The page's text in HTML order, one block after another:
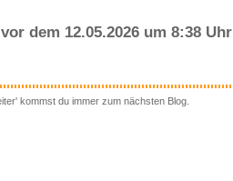
vor dem 12.05.2026 um 8:38 Uhr
kommst du immer zum nächsten Blog.